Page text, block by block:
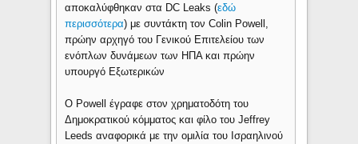
αποκαλύφθηκαν στα DC Leaks (εδώ
περισσότερα) με συντάκτη τον Colin Powell,
πρώην αρχηγό του Γενικού Επιτελείου των
ενόπλων δυνάμεων των ΗΠΑ και πρώην
υπουργό Εξωτερικών
Ο Powell έγραφε στον χρηματοδότη του
Δημοκρατικού κόμματος και φίλο του Jeffrey
Leeds αναφορικά με την ομιλία του Ισραηλινού